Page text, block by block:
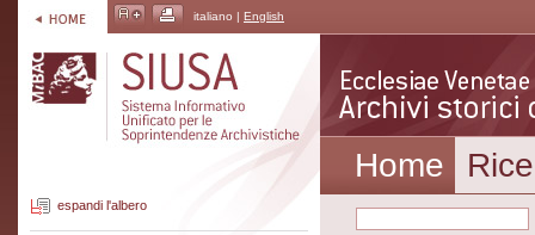
italiano | English
espandi l'albero
Home